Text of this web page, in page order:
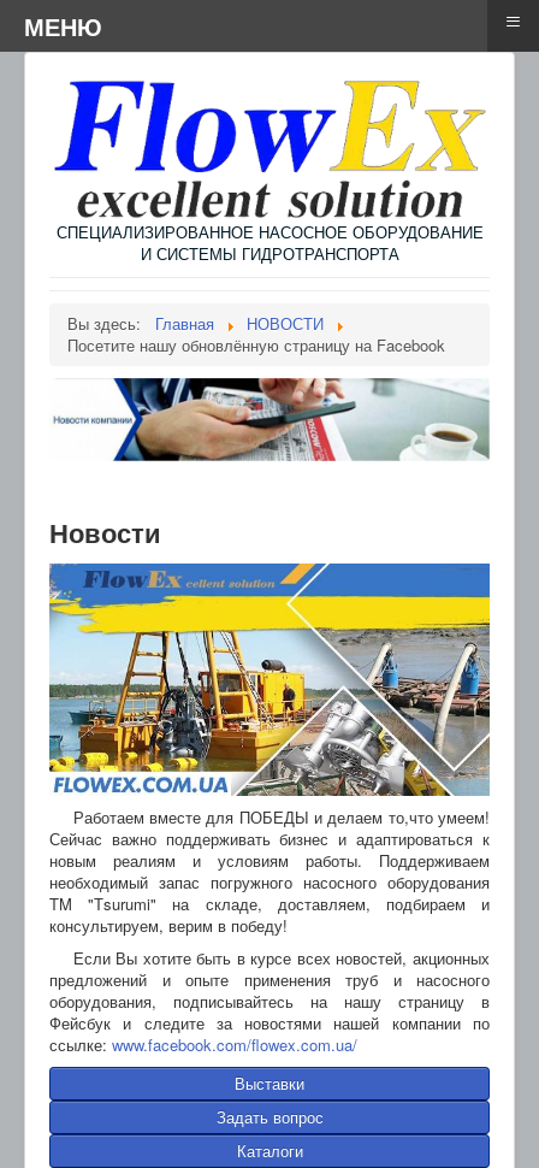
СПЕЦИАЛИЗИРОВАННОЕ НАСОСНОЕ ОБОРУДОВАНИЕ
И СИСТЕМЫ ГИДРОТРАНСПОРТА
Вы здесь: Главная
НОВОСТИ
Посетите нашу обновлённую страницу на Facebook
Новости
Работаем вместе для ПОБЕДЫ и делаем то,что умеем!
Сейчас важно поддерживать бизнес и адаптироваться к
новым реалиям и условиям работы. Поддерживаем
необходимый запас погружного насосного оборудования
TM "Тsurumi" на складе, доставляем, подбираем и
консультируем, верим в победу!
Если Вы хотите быть в курсе всех новостей, акционных
предложений и опыте применения труб и насосного
оборудования, подписывайтесь на нашу страницу в
Фейсбук и следите за новостями нашей компании по
ссылке: www.facebook.com/flowex.com.ua/
Выставки
Задать вопрос
Каталоги
Menu ≡
МЕНЮ ≡